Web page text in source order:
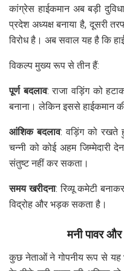
कांग्रेस हाईकमान अब बड़ी
प्रदेश अध्यक्ष बनाया है, दूसरी
विरोध है। अब सवाल यह है कि
विकल्प मुख्य रूप से तीन हैं:
पूर्ण बदलाव: राजा वड़िंग को
बनाना। लेकिन इससे हाईकमान
आंशिक बदलाव: वड़िंग को रखते
चन्नी को कोई अहम जिम्मेदारी
संतुष्ट नहीं कर सकता।
समय खरीदना: रिव्यू कमेटी
विद्रोह और भड़क सकता है।
मनी पावर
कुछ नेताओं ने गोपनीय रूप से यह